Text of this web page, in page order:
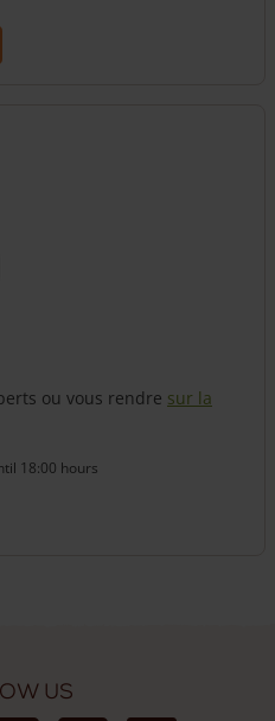
ou vous rendre sur la
18:00 hours
us